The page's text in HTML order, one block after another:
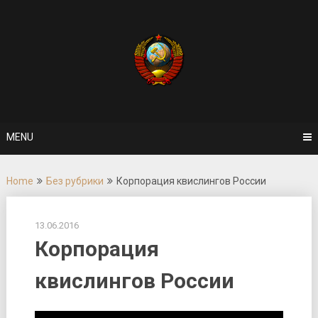
MENU
Home Без рубрики Корпорация квислингов России
13.06.2016
Корпорация
квислингов России